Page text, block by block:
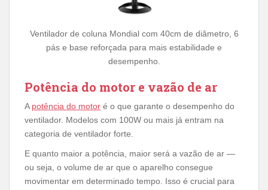
Ventilador de coluna Mondial com 40cm de diâmetro, 6
pás e base reforçada para mais estabilidade e
desempenho.
Potência do motor e vazão de ar
A potência do motor é o que garante o desempenho do
ventilador. Modelos com 100W ou mais já entram na
categoria de ventilador forte.
E quanto maior a potência, maior será a vazão de ar —
ou seja, o volume de ar que o aparelho consegue
movimentar em determinado tempo. Isso é crucial para